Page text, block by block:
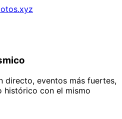
directo, eventos más fuertes,
histórico con el mismo